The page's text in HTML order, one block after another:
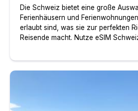
Die Schweiz bietet eine große
Ferienhäusern und
erlaubt sind, was sie zur perfekten
Reisende macht. Nutze eSIM
Die Top 3 Reiseziele in Europa